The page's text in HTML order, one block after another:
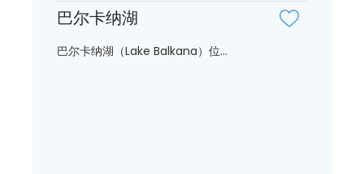
巴尔卡纳湖
巴尔卡纳湖（Lake Balkana）位...